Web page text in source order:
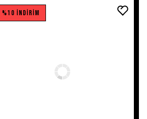
%10 İNDİRİM